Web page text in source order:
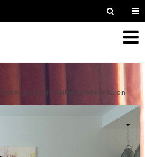
Optez pour un tableau dans le salon